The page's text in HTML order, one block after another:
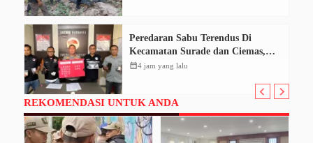
Peredaran Sabu Terendus Di
Kecamatan Surade dan Ciemas,
Polres Sukabumi Tangkap Tiga
calendar_month4 jam yang lalu
REKOMENDASI UNTUK ANDA